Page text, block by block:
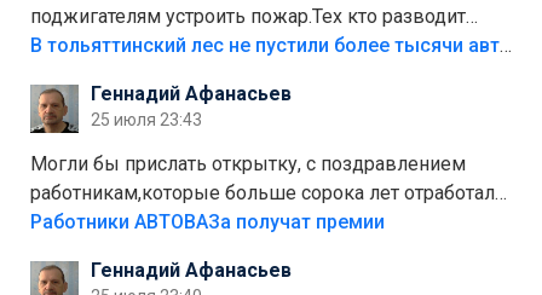
поджигателям устроить пожар.Тех кто разводит
костры,тех надо безбожно штрафовать.Камер полно
Штрафы мизерные.
В тольяттинский лес не пустили более тысячи автомобилей
Геннадий Афанасьев
25 июля 23:43
Могли бы прислать открытку, с поздравлением
работникам,которые больше сорока лет отработали
на предприятии.
Работники АВТОВАЗа получат премии
Геннадий Афанасьев